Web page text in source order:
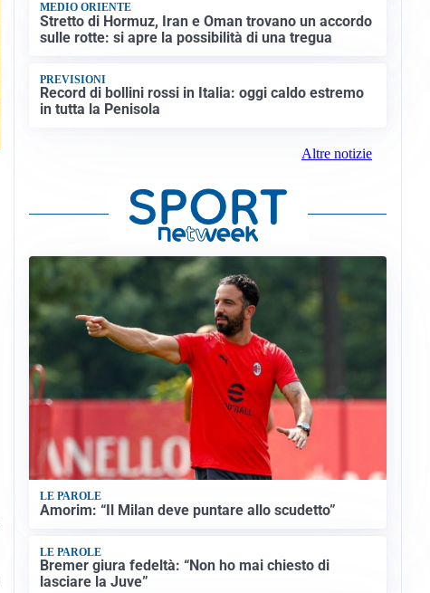
MEDIO ORIENTE
Stretto di Hormuz, Iran e Oman trovano un accordo
sulle rotte: si apre la possibilità di una tregua
PREVISIONI
Record di bollini rossi in Italia: oggi caldo estremo
in tutta la Penisola
Altre notizie
LE PAROLE
Amorim: “Il Milan deve puntare allo scudetto”
LE PAROLE
Bremer giura fedeltà: “Non ho mai chiesto di
lasciare la Juve”